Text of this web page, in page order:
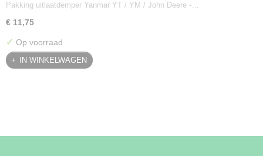
128300-13230
Pakking uitlaatdemper Yanmar YT / YM / John Deere -…
€ 11,75
✓ Op voorraad
IN WINKELWAGEN